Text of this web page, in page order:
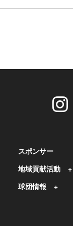
スポンサー
地域貢献活動
球団情報